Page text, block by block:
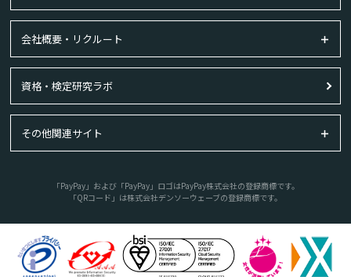
会社概要・リクルート
資格・検定研究ラボ
その他関連サイト
「PayPay」および「PayPay」ロゴはPayPay株式会社の登録商標です。
「QRコード」は株式会社デンソーウェーブの登録商標です。